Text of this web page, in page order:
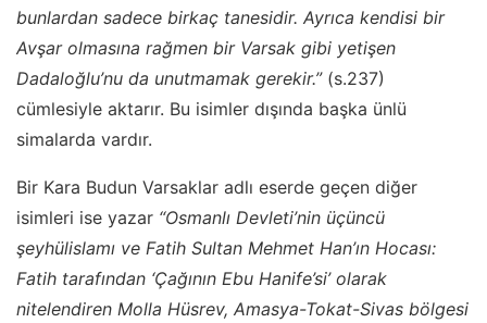
bunlardan sadece birkaç tanesidir. Ayrıca kendisi bir
Avşar olmasına rağmen bir Varsak gibi yetişen
Dadaloğlu’nu da unutmamak gerekir.”(s.237)
cümlesiyle aktarır. Bu isimler dışında başka ünlü
simalarda vardır.
Bir Kara Budun Varsaklar adlı eserde geçen diğer
isimleri ise yazar “Osmanlı Devleti’nin üçüncü
şeyhülislamı ve Fatih Sultan Mehmet Han’ın Hocası:
Fatih tarafından ‘Çağının Ebu Hanife’si’ olarak
nitelendiren Molla Hüsrev, Amasya-Tokat-Sivas bölgesi